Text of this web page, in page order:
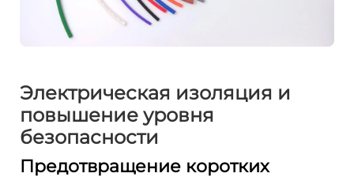
Электрическая изоляция и
повышение уровня
безопасности
Предотвращение коротких